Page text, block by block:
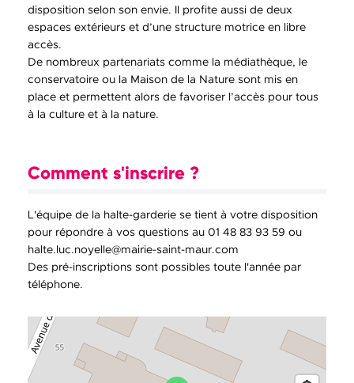
disposition selon son envie. Il profite aussi de deux
espaces extérieurs et d’une structure motrice en libre
accès.
De nombreux partenariats comme la médiathèque, le
conservatoire ou la Maison de la Nature sont mis en
place et permettent alors de favoriser l’accès pour tous
à la culture et à la nature.
Comment s'inscrire ?
L'équipe de la halte-garderie se tient à votre disposition
pour répondre à vos questions au 01 48 83 93 59 ou
halte.luc.noyelle@mairie-saint-maur.com
Des pré-inscriptions sont possibles toute l'année par
téléphone.